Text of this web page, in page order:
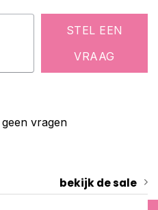
STEL EEN
VRAAG
vragen
bekijk de sale